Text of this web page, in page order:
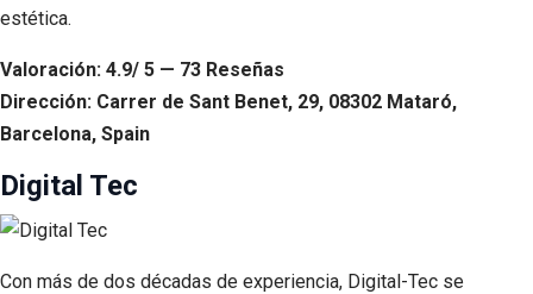
estética.
Valoración: 4.9/ 5 — 73 Reseñas
Dirección: Carrer de Sant Benet, 29, 08302 Mataró,
Barcelona, Spain
Digital Tec
Con más de dos décadas de experiencia, Digital-Tec se